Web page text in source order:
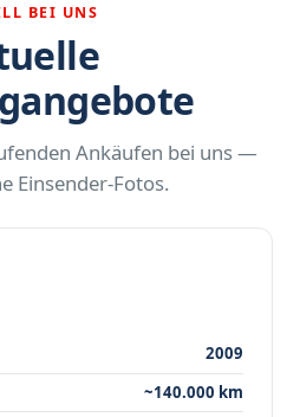
BEI UNS
Ankäufen bei uns —
Einsender-Fotos.
2009
~140.000 km